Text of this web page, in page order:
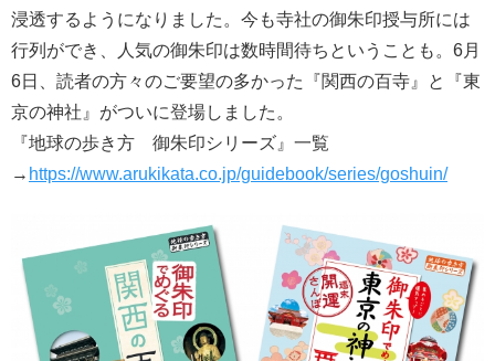
浸透するようになりました。今も寺社の御朱印授与所には
行列ができ、人気の御朱印は数時間待ちということも。6月
6日、読者の方々のご要望の多かった『関西の百寺』と『東
京の神社』がついに登場しました。
『地球の歩き方 御朱印シリーズ』一覧
→ https://www.arukikata.co.jp/guidebook/series/goshuin/